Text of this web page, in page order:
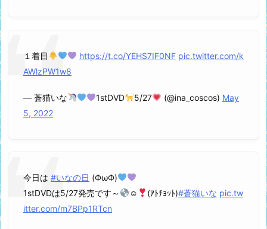
１着目 https://t.co/YEHS7IF0NF pic.twitter.com/k
AWlzPW1w8
— 蒼猫いな 1stDVD 5/27 (@ina_coscos) May
5, 2022
今日は #いなの日 (ФωФ)
1stDVDは5/27発売です～
☺ (ｱﾄﾁｮｯﾄ)#蒼猫いな pic.tw
itter.com/m7BPp1RTcn